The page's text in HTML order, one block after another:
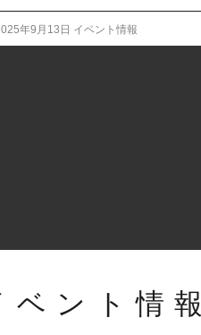
年9月13日 イベント情報
ント情報